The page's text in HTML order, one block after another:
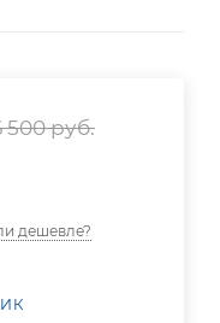
500руб.
дешевле?